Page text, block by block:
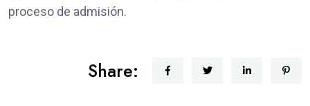
proceso de admisión.
Share: